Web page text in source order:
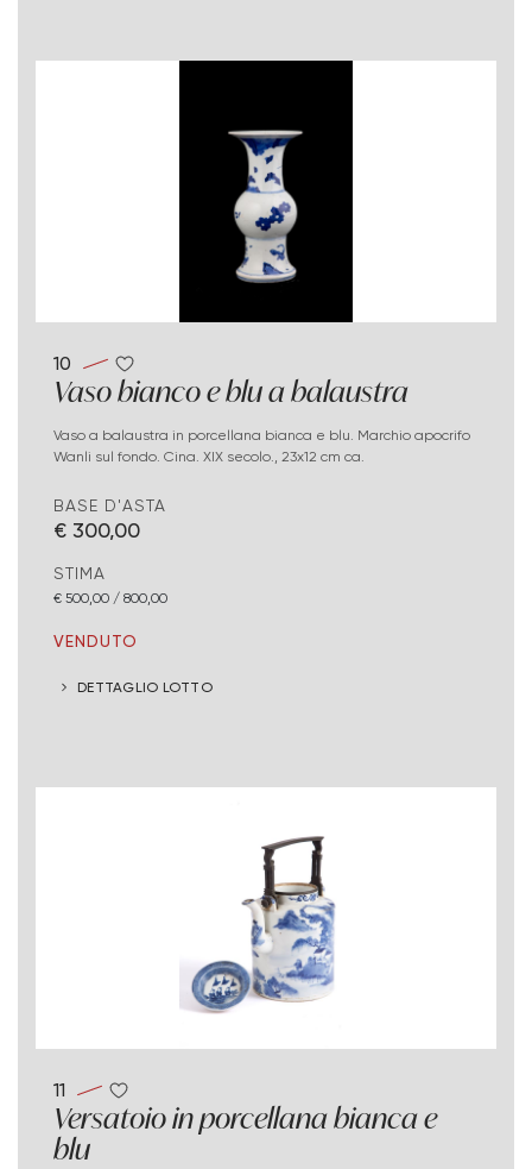
10
Vaso bianco e blu a balaustra
Vaso a balaustra in porcellana bianca e blu. Marchio apocrifo
Wanli sul fondo. Cina. XIX secolo., 23x12 cm ca.
BASE D'ASTA
€ 300,00
STIMA
€ 500,00 / 800,00
VENDUTO
DETTAGLIO LOTTO
11
Versatoio in porcellana bianca e
blu